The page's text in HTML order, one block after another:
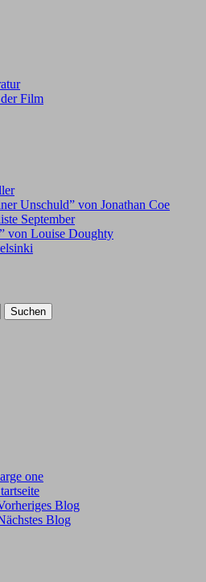
Film
Unschuld” von Jonathan Coe
September
von Louise Doughty
one
Blog
Blog